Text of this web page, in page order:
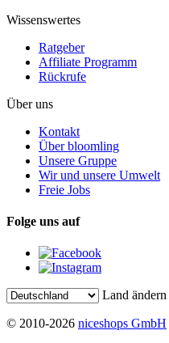
Wissenswertes
Ratgeber
Affiliate Programm
Rückrufe
Über uns
Kontakt
Über bloomling
Unsere Gruppe
Wir und unsere Umwelt
Freie Jobs
Folge uns auf
Land ändern
© 2010-2026 niceshops GmbH